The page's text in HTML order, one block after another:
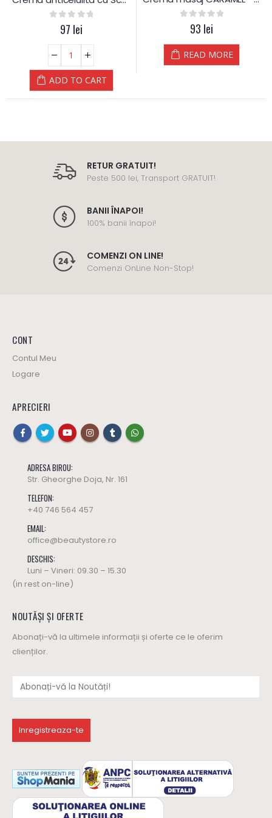
out of 5
97 lei
ADD TO CART
out of 5
93 lei
READ MORE
RETUR GRATUIT!
Peste 500 lei, Transport GRATUIT!
BANII ÎNAPOI!
100% banii înapoi!
COMENZI ON LINE!
Comenzi OnLine Non-Stop!
CONT
Contul Meu
Logare
APRECIERI
ADRESA BIROU:
Str. Gheorghe Doja, Nr. 161
TELEFON:
+40 746 564 457
EMAIL:
office@beautystore.ro
DESCHIS:
Luni – Vineri: 09.30 – 15.30
(in rest on-line)
NOUTĂȘI ȘI OFERTE
Abonați-vă la ultimele informații și oferte ce le oferim
clienților.